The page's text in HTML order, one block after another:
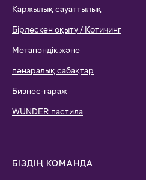
Қаржылық сауаттылық
Бірлескен оқыту / Котичинг
Метапәндік және
пәнаралық сабақтар
Бизнес-гараж
WUNDER пастила
БІЗДІҢ КОМАНДА